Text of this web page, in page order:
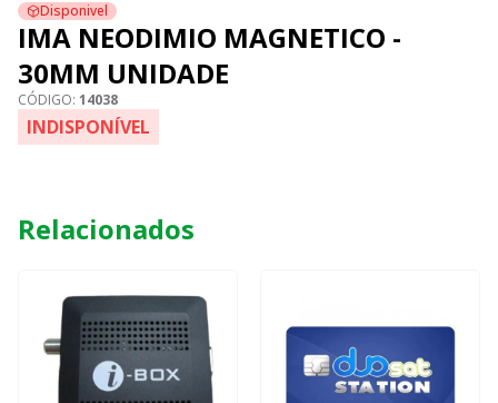
Disponivel
IMA NEODIMIO MAGNETICO -
30MM UNIDADE
CÓDIGO: 14038
INDISPONÍVEL
Relacionados